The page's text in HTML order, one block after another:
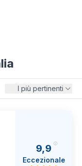
I più pertinenti
9,9
Eccezionale